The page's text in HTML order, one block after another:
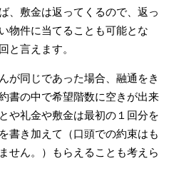
、敷金は返ってくるので、返っ
物件に当てることも可能とな
と言えます。
が同じであった場合、融通をき
書の中で希望階数に空きが出来
や礼金や敷金は最初の１回分を
書き加えて（口頭での約束はも
せん。）もらえることも考えら